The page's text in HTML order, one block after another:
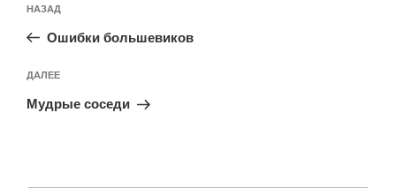
по
записям
Предыдущая
запись:
НАЗАД
Ошибки большевиков
Следующая
запись
ДАЛЕЕ
Мудрые соседи